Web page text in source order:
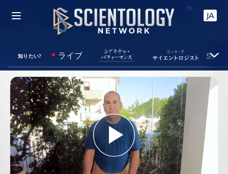
JA
知りたい? ライブ
Play